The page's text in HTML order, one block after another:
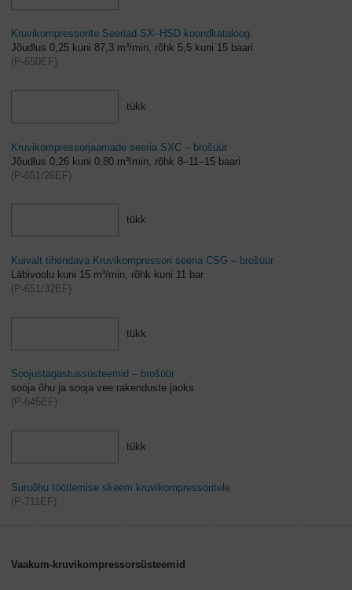
Kruvikompressorite Seeriad SX–HSD koondkataloog
Jõudlus 0,25 kuni 87,3 m³/min, rõhk 5,5 kuni 15 baari
(P-650EF)
tükk
Kruvikompressorjaamade seeria SXC – brošüür
Jõudlus 0,26 kuni 0,80 m³/min, rõhk 8–11–15 baari
(P-651/26EF)
tükk
Kuivalt tihendava Kruvikompressori seeria CSG – brošüür
Läbivoolu kuni 15 m³/min, rõhk kuni 11 bar
(P-651/32EF)
tükk
Soojustagastussüsteemid – brošüür
sooja õhu ja sooja vee rakenduste jaoks
(P-645EF)
tükk
Suruõhu töötlemise skeem kruvikompressoritele
(P-711EF)
Vaakum-kruvikompressorsüsteemid